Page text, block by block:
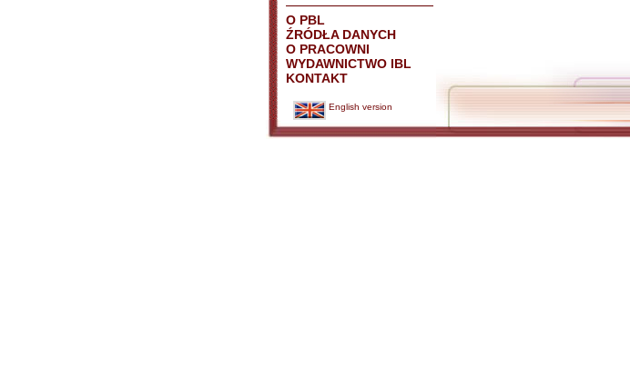
O PBL
ŹRÓDŁA DANYCH
O PRACOWNI
WYDAWNICTWO IBL
KONTAKT
English version